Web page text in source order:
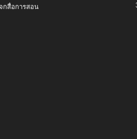
กสื่อการสอน